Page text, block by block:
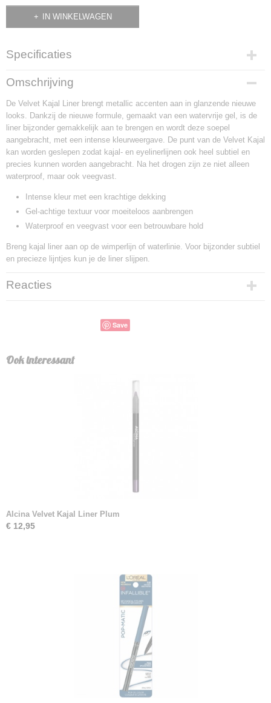
IN WINKELWAGEN
Specificaties
EAN code
4008666660893
Omschrijving
De Velvet Kajal Liner brengt metallic accenten aan in glanzende nieuwe
looks. Dankzij de nieuwe formule, gemaakt van een watervrije gel, is de
liner bijzonder gemakkelijk aan te brengen en wordt deze soepel
aangebracht, met een intense kleurweergave. De punt van de Velvet Kajal
kan worden geslepen zodat kajal- en eyelinerlijnen ook heel subtiel en
precies kunnen worden aangebracht. Na het drogen zijn ze niet alleen
waterproof, maar ook veegvast.
Intense kleur met een krachtige dekking
Gel-achtige textuur voor moeiteloos aanbrengen
Waterproof en veegvast voor een betrouwbare hold
Breng kajal liner aan op de wimperlijn of waterlinie. Voor bijzonder subtiel
en precieze lijntjes kun je de liner slijpen.
Reacties
Save
Ook interessant
Alcina Velvet Kajal Liner Plum
€ 12,95